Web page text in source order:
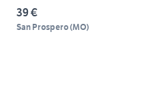
39 €
San Prospero(MO)